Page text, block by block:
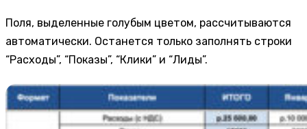
Поля, выделенные голубым цветом, рассчитываются
автоматически. Останется только заполнять строки
“Расходы”, “Показы”, “Клики” и “Лиды”.